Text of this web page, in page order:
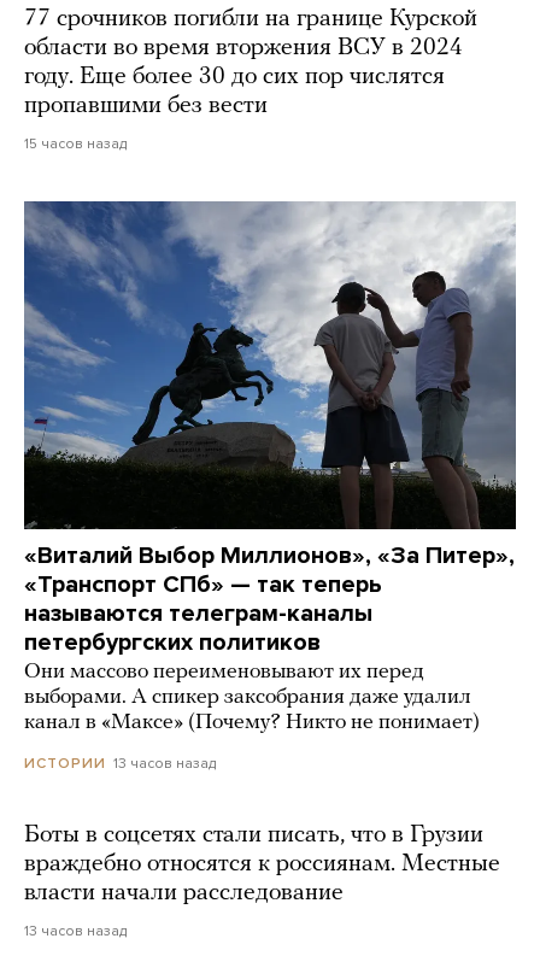
77 срочников погибли на границе Курской
области во время вторжения ВСУ в 2024
году. Еще более 30 до сих пор числятся
пропавшими без вести
15 часов назад
«Виталий Выбор Миллионов», «За Питер»,
«Транспорт СПб» — так теперь
называются телеграм-каналы
петербургских политиков
Они массово переименовывают их перед
выборами. А спикер заксобрания даже удалил
канал в «Максе» (Почему? Никто не понимает)
ИСТОРИИ 13 часов назад
Боты в соцсетях стали писать, что в Грузии
враждебно относятся к россиянам. Местные
власти начали расследование
13 часов назад